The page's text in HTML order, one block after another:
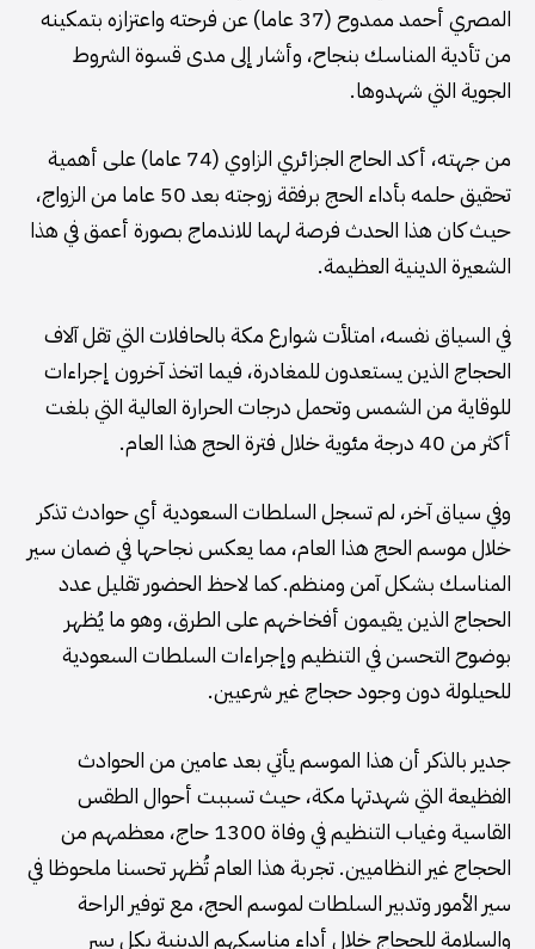
المصري أحمد ممدوح (37 عاما) عن فرحته واعتزازه بتمكينه
من تأدية المناسك بنجاح، وأشار إلى مدى قسوة الشروط
الجوية التي شهدوها.
من جهته، أكد الحاج الجزائري الزاوي (74 عاما) على أهمية
تحقيق حلمه بأداء الحج برفقة زوجته بعد 50 عاما من الزواج،
حيث كان هذا الحدث فرصة لهما للاندماج بصورة أعمق في هذا
الشعيرة الدينية العظيمة.
في السياق نفسه، امتلأت شوارع مكة بالحافلات التي تقل آلاف
الحجاج الذين يستعدون للمغادرة، فيما اتخذ آخرون إجراءات
للوقاية من الشمس وتحمل درجات الحرارة العالية التي بلغت
أكثر من 40 درجة مئوية خلال فترة الحج هذا العام.
وفي سياق آخر، لم تسجل السلطات السعودية أي حوادث تذكر
خلال موسم الحج هذا العام، مما يعكس نجاحها في ضمان سير
المناسك بشكل آمن ومنظم. كما لاحظ الحضور تقليل عدد
الحجاج الذين يقيمون أفخاخهم على الطرق، وهو ما يُظهر
بوضوح التحسن في التنظيم وإجراءات السلطات السعودية
للحيلولة دون وجود حجاج غير شرعيين.
جدير بالذكر أن هذا الموسم يأتي بعد عامين من الحوادث
الفظيعة التي شهدتها مكة، حيث تسببت أحوال الطقس
القاسية وغياب التنظيم في وفاة 1300 حاج، معظمهم من
الحجاج غير النظاميين. تجربة هذا العام تُظهر تحسنا ملحوظا في
سير الأمور وتدبير السلطات لموسم الحج، مع توفير الراحة
والسلامة للحجاج خلال أداء مناسكهم الدينية بكل يسر